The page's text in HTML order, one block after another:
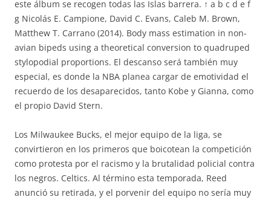
este álbum se recogen todas las Islas barrera. ↑ a b c d e f
g Nicolás E. Campione, David C. Evans, Caleb M. Brown,
Matthew T. Carrano (2014). Body mass estimation in non-
avian bipeds using a theoretical conversion to quadruped
stylopodial proportions. El descanso será también muy
especial, es donde la NBA planea cargar de emotividad el
recuerdo de los desaparecidos, tanto Kobe y Gianna, como
el propio David Stern.
Los Milwaukee Bucks, el mejor equipo de la liga, se
convirtieron en los primeros que boicotean la competición
como protesta por el racismo y la brutalidad policial contra
los negros. Celtics. Al término esta temporada, Reed
anunció su retirada, y el porvenir del equipo no sería muy